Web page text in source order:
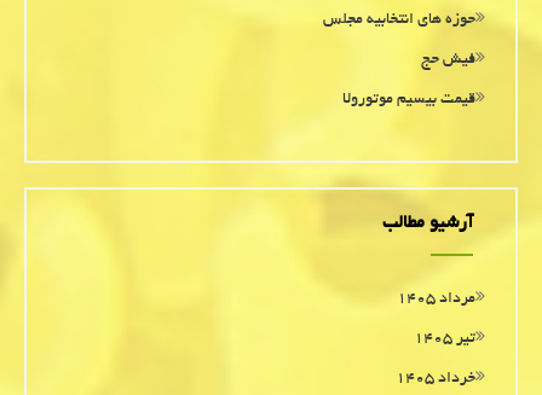
حوزه های انتخابیه مجلس
فیش حج
قیمت بیسیم موتورولا
آرشیو مطالب
مرداد ۱۴۰۵
تیر ۱۴۰۵
خرداد ۱۴۰۵